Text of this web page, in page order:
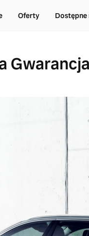
Oferty Dostępne